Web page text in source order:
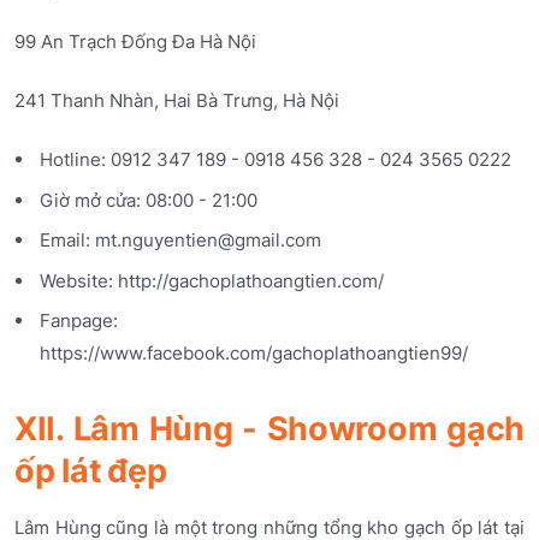
99 An Trạch Đống Đa Hà Nội
241 Thanh Nhàn, Hai Bà Trưng, Hà Nội
Hotline: 0912 347 189 - 0918 456 328 - 024 3565 0222
Giờ mở cửa: 08:00 - 21:00
Email: mt.nguyentien@gmail.com
Website: http://gachoplathoangtien.com/
Fanpage:
https://www.facebook.com/gachoplathoangtien99/
XII. Lâm Hùng - Showroom gạch
ốp lát đẹp
Lâm Hùng cũng là một trong những tổng kho gạch ốp lát tại